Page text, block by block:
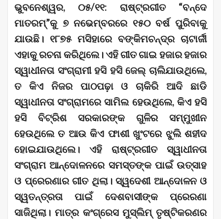
ଭୁବନେଶ୍ୱର, ୦୫/୧୧: ରାଷ୍ଟ୍ରଗୀତ “ବନ୍ଦେ
ମାତରମ୍‌”କୁ ୭ ନଭେମ୍ବରରେ ୧୫୦ ବର୍ଷ ପୁରିବାକୁ
ଯାଉଛି। ୧୮୭୫ ମସିହାରେ ବଙ୍କିମଚନ୍ଦ୍ର ଚାଟାର୍ଜୀ
ଏହାକୁ ରଚନା କରିଥିଲେ। ଏହି ଗୀତ ଗାଇ ହଜାର ହଜାର
ସ୍ୱାଧୀନତା ସଂଗ୍ରାମୀ ହସି ହସି ଜେଲ୍ ଚାଲିଯାଉଥିଲେ,
ତ କିଏ ନିଜର ପାଠପଢ଼ା ଓ ଚାକିରି ଆଦି ଛାଡି
ସ୍ୱାଧୀନତା ସଂଗ୍ରାମରେ ସାମିଲ ହେଉଥିଲେ, କିଏ ହସି
ହସି ବିଟ୍ରିଶ ସରକାରଙ୍କ ଗୁଳିର ସମ୍ମୁଖୀନ
ହେଉଥିଲେ ତ ଆଉ କିଏ ଫାଶୀ ଖୁଂଟରେ ଝୁଲି ଶହୀଦ
ହୋଇଯାଉଥିଲେ। ଏହି ରାଷ୍ଟ୍ରଗୀତ ସ୍ୱାଧୀନତା
ସଂଗ୍ରାମ ଆନ୍ଦୋଳନରେ ସମସ୍ତଙ୍କ ପାଇଁ ଉତ୍ସାହ
ଓ ପ୍ରେରଣାର ଗୀତ ଥିଲା। ସ୍ୱଦେଶୀ ଆନ୍ଦୋଳନ ଓ
ସ୍ୱତନ୍ତ୍ରତା ପାଇଁ ଦେଶବାସୀଙ୍କ ପ୍ରେରଣା
ସାଜିଥିଲା। ମାତ୍ର କଂଗ୍ରେସ ମୁସ୍‌ଲିମ୍ ତୃଷ୍ଟିକରଣର